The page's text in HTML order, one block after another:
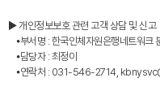
▶ 개인정보보호 관련 고객 상담 및 신고
⦁부서명 : 한국인체자원은행네트워크
⦁담당자 : 최정이
⦁연락처 : 031-546-2714,